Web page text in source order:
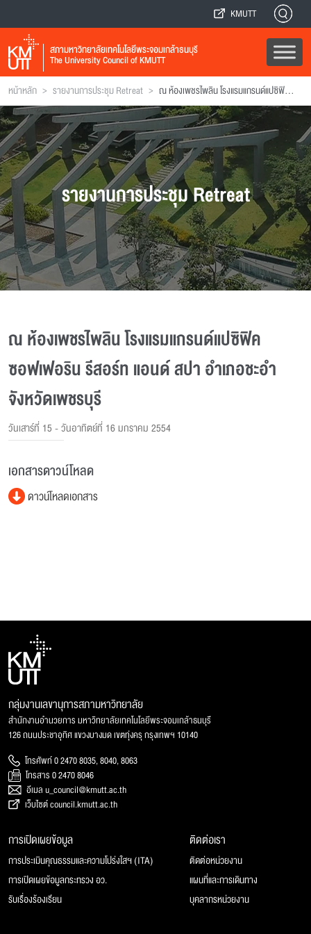
KMUTT
สภามหาวิทยาลัยเทคโนโลยีพระจอมเกล้าธนบุรี
The University Council of KMUTT
หน้าหลัก > รายงานการประชุม Retreat > ณ ห้องเพชรไพลิน โรงแรมแกรนด์แปซิฟิค ซอฟเฟอริน รีสอร์ท แอนด์ สปา อำเภอชะอำ จังหวัดเพชรบุรี
รายงานการประชุม Retreat
ณ ห้องเพชรไพลิน โรงแรมแกรนด์แปซิฟิค
ซอฟเฟอริน รีสอร์ท แอนด์ สปา อำเภอชะอำ
จังหวัดเพชรบุรี
วันเสาร์ที่ 15 - วันอาทิตย์ที่ 16 มกราคม 2554
เอกสารดาวน์โหลด
ดาวน์โหลดเอกสาร
กลุ่มงานเลขานุการสภามหาวิทยาลัย
สำนักงานอำนวยการ มหาวิทยาลัยเทคโนโลยีพระจอมเกล้าธนบุรี
126 ถนนประชาอุทิศ แขวงบางมด เขตทุ่งครุ กรุงเทพฯ 10140
โทรศัพท์ 0 2470 8035, 8040, 8063
โทรสาร 0 2470 8046
อีเมล u_council@kmutt.ac.th
เว็บไซต์ council.kmutt.ac.th
การเปิดเผยข้อมูล
การประเมินคุณธรรมและความโปร่งใสฯ (ITA)
การเปิดเผยข้อมูลกระทรวง อว.
รับเรื่องร้องเรียน
ติดต่อเรา
ติดต่อหน่วยงาน
แผนที่และการเดินทาง
บุคลากรหน่วยงาน